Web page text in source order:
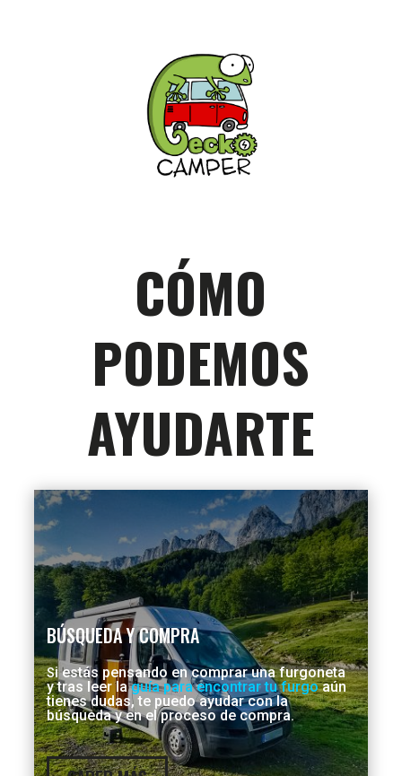
CÓMO
PODEMOS
AYUDARTE
BÚSQUEDA Y COMPRA
Si estás pensando en comprar una furgoneta
y tras leer laguía para encontrar tu furgo aún
tienes dudas, te puedo ayudar con la
búsqueda y en el proceso de compra.